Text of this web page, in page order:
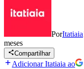
PorItatiaia
meses
Compartilhar
Adicionar Itatiaia ao